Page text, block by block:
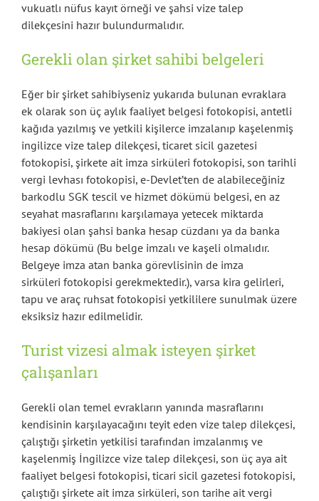
vukuatlı nüfus kayıt örneği ve şahsi vize talep
dilekçesini hazır bulundurmalıdır.
Gerekli olan şirket sahibi belgeleri
Eğer bir şirket sahibiyseniz yukarıda bulunan evraklara
ek olarak son üç aylık faaliyet belgesi fotokopisi, antetli
kağıda yazılmış ve yetkili kişilerce imzalanıp kaşelenmiş
ingilizce vize talep dilekçesi, ticaret sicil gazetesi
fotokopisi, şirkete ait imza sirküleri fotokopisi, son tarihli
vergi levhası fotokopisi, e-Devlet’ten de alabileceğiniz
barkodlu SGK tescil ve hizmet dökümü belgesi, en az
seyahat masraflarını karşılamaya yetecek miktarda
bakiyesi olan şahsi banka hesap cüzdanı ya da banka
hesap dökümü (Bu belge imzalı ve kaşeli olmalıdır.
Belgeye imza atan banka görevlisinin de imza
sirküleri fotokopisi gerekmektedir.), varsa kira gelirleri,
tapu ve araç ruhsat fotokopisi yetkililere sunulmak üzere
eksiksiz hazır edilmelidir.
Turist vizesi almak isteyen şirket
çalışanları
Gerekli olan temel evrakların yanında masraflarını
kendisinin karşılayacağını teyit eden vize talep dilekçesi,
çalıştığı şirketin yetkilisi tarafından imzalanmış ve
kaşelenmiş İngilizce vize talep dilekçesi, son üç aya ait
faaliyet belgesi fotokopisi, ticari sicil gazetesi fotokopisi,
çalıştığı şirkete ait imza sirküleri, son tarihe ait vergi